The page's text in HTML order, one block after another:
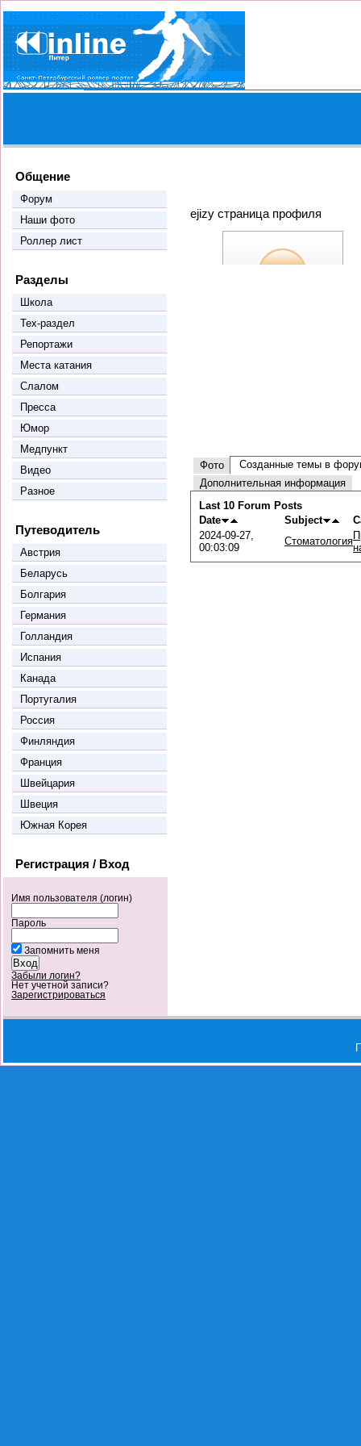
Общение
Форум
Наши фото
Роллер лист
Разделы
Школа
Тех-раздел
Репортажи
Места катания
Слалом
Пресса
Юмор
Медпункт
Видео
Разное
Путеводитель
Австрия
Беларусь
Болгария
Германия
Голландия
Испания
Канада
Португалия
Россия
Финляндия
Франция
Швейцария
Швеция
Южная Корея
Регистрация / Вход
Имя пользователя (логин)
Пароль
Запомнить меня
Забыли логин?
Нет учетной записи?
Зарегистрироваться
ejizy страница профиля
Фото
Созданные темы в
Дополнительная информация
Last 10 Forum Posts
Date
Subject
2024-09-27,
00:03:09
Стоматология